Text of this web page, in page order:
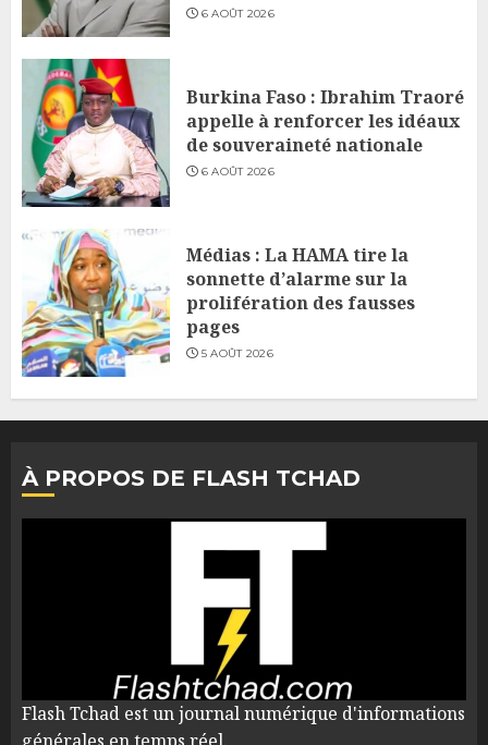
6 AOÛT 2026
Burkina Faso : Ibrahim Traoré
appelle à renforcer les idéaux
de souveraineté nationale
6 AOÛT 2026
Médias : La HAMA tire la
sonnette d’alarme sur la
prolifération des fausses
pages
5 AOÛT 2026
À PROPOS DE FLASH TCHAD
Flash Tchad est un journal numérique d'informations